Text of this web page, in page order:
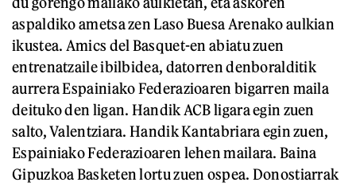
aspaldiko ametsa zen Laso Buesa Arenako aulkian
ikustea. Amics del Basquet-en abiatu zuen
entrenatzaile ibilbidea, datorren denboralditik
aurrera Espainiako Federazioaren bigarren maila
deituko den ligan. Handik ACB ligara egin zuen
salto, Valentziara. Handik Kantabriara egin zuen,
Espainiako Federazioaren lehen mailara. Baina
Gipuzkoa Basketen lortu zuen ospea. Donostiarrak